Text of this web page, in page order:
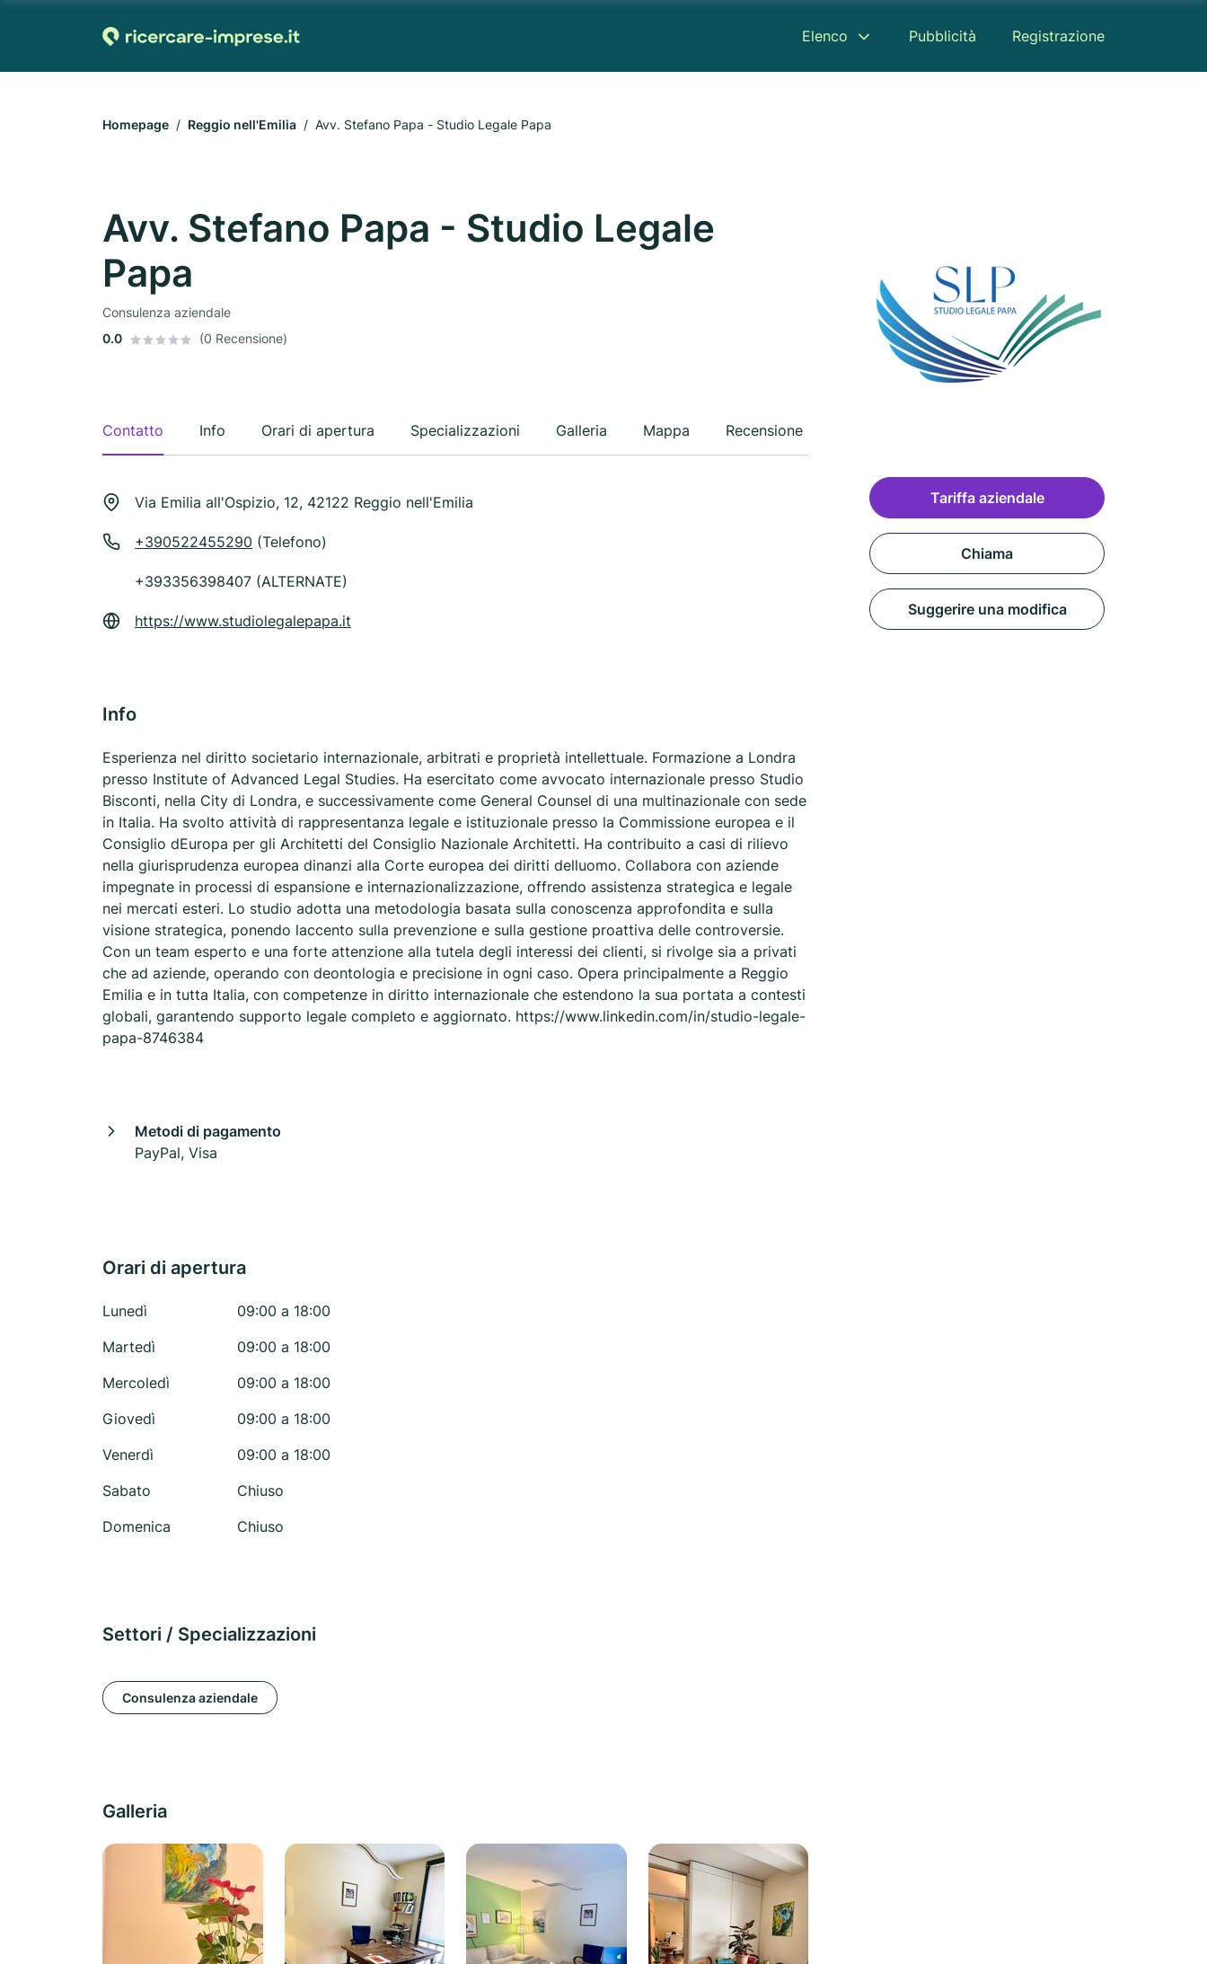
Elenco Pubblicità Registrazione
Homepage Reggio nell'Emilia Avv. Stefano Papa - Studio Legale Papa
Avv. Stefano Papa - Studio Legale
Papa
Consulenza aziendale
0.0
(0 Recensione)
Contatto Info Orari di apertura Specializzazioni Galleria Mappa Recensione
Via Emilia all'Ospizio, 12, 42122 Reggio nell'Emilia
+390522455290 (Telefono)
+393356398407 (ALTERNATE)
https://www.studiolegalepapa.it
Info
Esperienza nel diritto societario internazionale, arbitrati e proprietà intellettuale. Formazione a Londra
presso Institute of Advanced Legal Studies. Ha esercitato come avvocato internazionale presso Studio
Bisconti, nella City di Londra, e successivamente come General Counsel di una multinazionale con sede
in Italia. Ha svolto attività di rappresentanza legale e istituzionale presso la Commissione europea e il
Consiglio dEuropa per gli Architetti del Consiglio Nazionale Architetti. Ha contribuito a casi di rilievo
nella giurisprudenza europea dinanzi alla Corte europea dei diritti delluomo. Collabora con aziende
impegnate in processi di espansione e internazionalizzazione, offrendo assistenza strategica e legale
nei mercati esteri. Lo studio adotta una metodologia basata sulla conoscenza approfondita e sulla
visione strategica, ponendo laccento sulla prevenzione e sulla gestione proattiva delle controversie.
Con un team esperto e una forte attenzione alla tutela degli interessi dei clienti, si rivolge sia a privati
che ad aziende, operando con deontologia e precisione in ogni caso. Opera principalmente a Reggio
Emilia e in tutta Italia, con competenze in diritto internazionale che estendono la sua portata a contesti
globali, garantendo supporto legale completo e aggiornato. https://www.linkedin.com/in/studio-legale-
papa-8746384
Metodi di pagamento
PayPal, Visa
Orari di apertura
Lunedì
09:00 a 18:00
Martedì
09:00 a 18:00
Mercoledì
09:00 a 18:00
Giovedì
09:00 a 18:00
Venerdì
09:00 a 18:00
Sabato
Chiuso
Domenica
Chiuso
Settori / Specializzazioni
Consulenza aziendale
Galleria
Tariffa aziendale
Chiama
Suggerire una modifica